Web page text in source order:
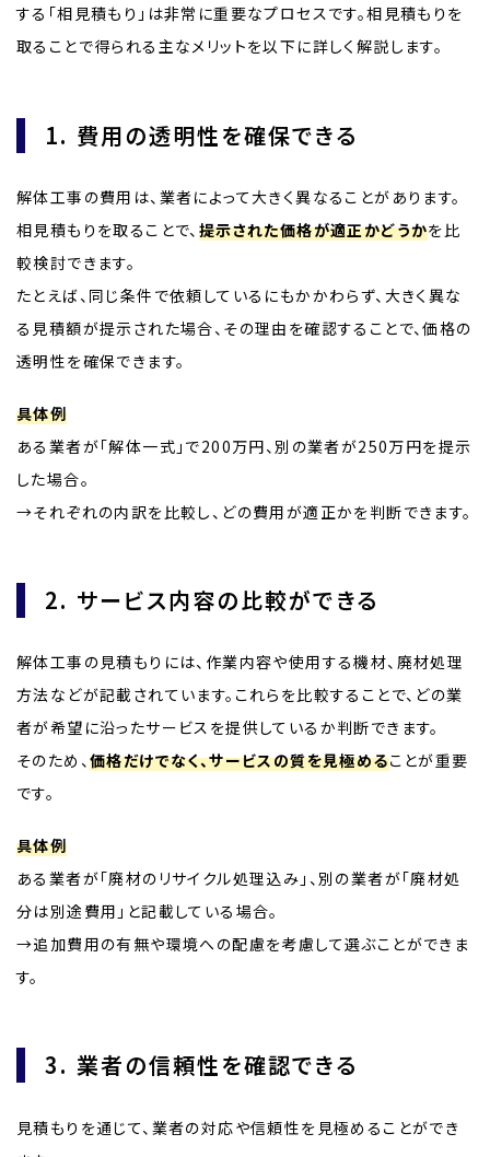
する「相見積もり」は非常に重要なプロセスです。相見積もりを
取ることで得られる主なメリットを以下に詳しく解説します。
1. 費用の透明性を確保できる
解体工事の費用は、業者によって大きく異なることがあります。
相見積もりを取ることで、 提示された価格が適正かどうかを比
較検討できます。
たとえば、同じ条件で依頼しているにもかかわらず、大きく異な
る見積額が提示された場合、その理由を確認することで、価格の
透明性を確保できます。
具体例
ある業者が「解体一式」で200万円、別の業者が250万円を提示
した場合。
→それぞれの内訳を比較し、どの費用が適正かを判断できます。
2. サービス内容の比較ができる
解体工事の見積もりには、作業内容や使用する機材、廃材処理
方法などが記載されています。これらを比較することで、どの業
者が希望に沿ったサービスを提供しているか判断できます。
そのため、価格だけでなく、サービスの質を見極めることが重要
です。
具体例
ある業者が「廃材のリサイクル処理込み」、別の業者が「廃材処
分は別途費用」と記載している場合。
→追加費用の有無や環境への配慮を考慮して選ぶことができま
す。
3. 業者の信頼性を確認できる
見積もりを通じて、業者の対応や信頼性を見極めることができ